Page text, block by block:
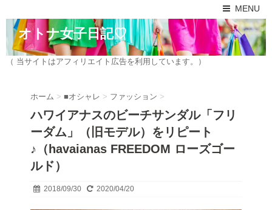
MENU
オトナ女子日記♡
（ 当サイトはアフィリエイト広告を利用しています。）
ホーム > ■オシャレ > ファッション >
ハワイアナスのビーチサンダル「フリ
ーダム」（旧モデル）をリピート
♪（havaianas FREEDOM ローズゴー
ルド）
2018/09/30 2020/04/20